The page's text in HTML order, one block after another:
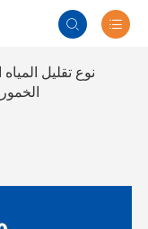
 
نوع تقليل